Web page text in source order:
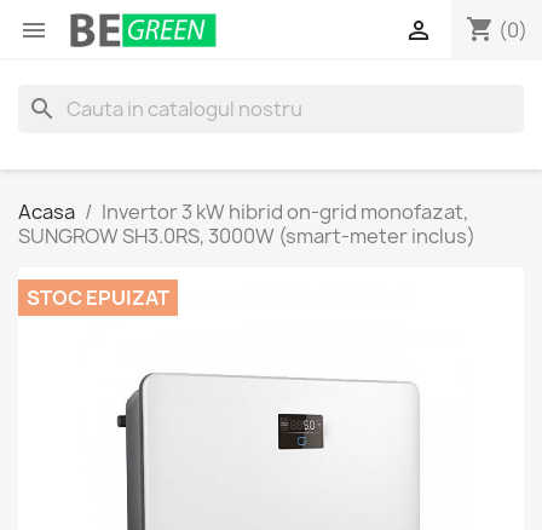
 shopping_cart (0)

search
Acasa
Invertor 3 kW hibrid on-grid monofazat,
SUNGROW SH3.0RS, 3000W (smart-meter inclus)
STOC EPUIZAT